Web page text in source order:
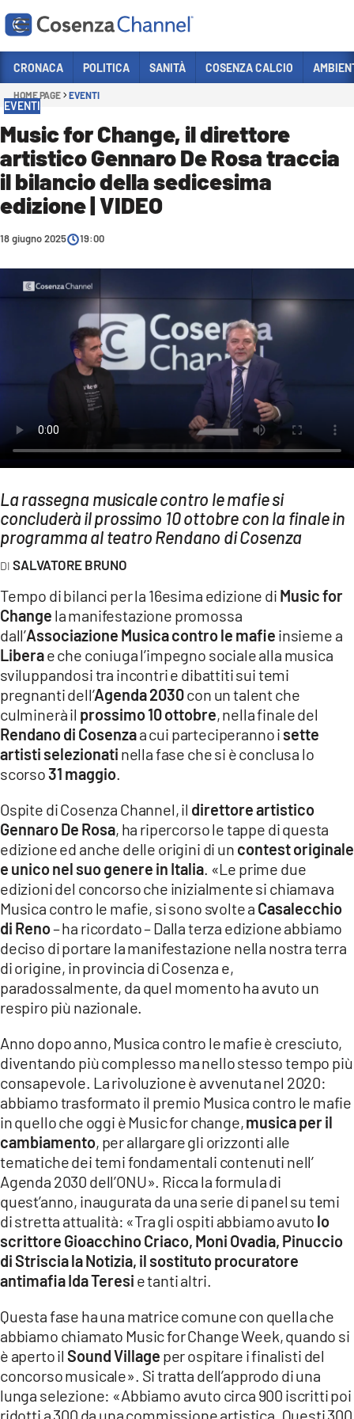
Sezioni
CRONACA
POLITICA
COSENZA CALCIO
ECONOMIA E LAVORO
ITALIA MONDO
SANITÀ
AMBIENTE
LAC TV
LAC NETWORK
LaC
Network
LACPLAY.IT
LACTV.IT
LACONAIR.IT
LACITYMAG.IT
ILREGGINO.IT
COSENZACHANNEL.IT
ILVIBONESE.IT
CATANZAROCHANNEL.IT
LACAPITALENEWS.IT
App
ANDROID
APPLE
CRONACA POLITICA SANITÀ COSENZA CALCIO
HOME PAGE EVENTI
EVENTI
Music for Change, il direttore
artistico Gennaro De Rosa traccia
il bilancio della sedicesima
edizione | VIDEO
18 giugno 2025 19:00
La rassegna musicale contro le mafie si
concluderà il prossimo 10 ottobre con la finale in
programma al teatro Rendano di Cosenza
SALVATORE BRUNO
Tempo di bilanci per la 16esima edizione di Music for
Change la manifestazione promossa
dall’Associazione Musica contro le mafie insieme a
Liberae che coniuga l’impegno sociale alla musica
sviluppandosi tra incontri e dibattiti sui temi
pregnanti dell’Agenda 2030con un talent che
culminerà il prossimo 10 ottobre, nella finale del
Rendano di Cosenzaa cui parteciperanno i sette
artisti selezionati nella fase che si è conclusa lo
scorso31 maggio.
Ospite di Cosenza Channel, il direttore artistico
Gennaro De Rosa, ha ripercorso le tappe di questa
edizione ed anche delle origini di un contest originale
e unico nel suo genere in Italia. «Le prime due
edizioni del concorso che inizialmente si chiamava
Musica contro le mafie, si sono svolte a Casalecchio
di Reno– ha ricordato – Dalla terza edizione abbiamo
deciso di portare la manifestazione nella nostra terra
di origine, in provincia di Cosenza e,
paradossalmente, da quel momento ha avuto un
respiro più nazionale.
Anno dopo anno, Musica contro le mafie è cresciuto,
diventando più complesso ma nello stesso tempo più
consapevole. La rivoluzione è avvenuta nel 2020:
abbiamo trasformato il premio Musica contro le mafie
in quello che oggi è Music for change,musica per il
cambiamento, per allargare gli orizzonti alle
tematiche dei temi fondamentali contenuti nell’
Agenda 2030 dell’ONU». Ricca la formula di
quest’anno, inaugurata da una serie di panel su temi
di stretta attualità: «Tra gli ospiti abbiamo avuto lo
scrittore Gioacchino Criaco, Moni Ovadia, Pinuccio
di Striscia la Notizia, il sostituto procuratore
antimafia Ida Teresi e tanti altri.
Questa fase ha una matrice comune con quella che
abbiamo chiamato Music for Change Week, quando si
è aperto il Sound Village per ospitare i finalisti del
concorso musicale». Si tratta dell’approdo di una
lunga selezione: «Abbiamo avuto circa 900 iscritti poi
ridotti a 300 da una commissione artistica. Questi 300